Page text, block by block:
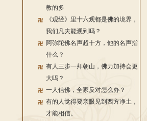
教的多
《观经》里十六观都是佛的境界，
我们凡夫能观到吗？
阿弥陀佛名声超十方，他的名声指
什么？
有人三步一拜朝山，佛力加持会更
大吗？
一人信佛，全家反对怎么办？
有的人觉得要亲眼见到西方净土，
才能相信。